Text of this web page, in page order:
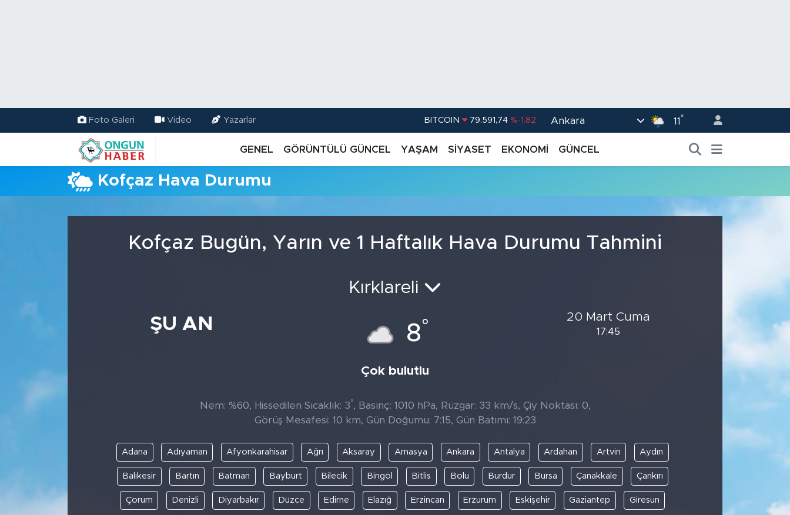
Foto Galeri Video Yazarlar BITCOIN 79.591,74 %-1.82 Ankara 11 °
GENEL GÖRÜNTÜLÜ GÜNCEL YAŞAM SİYASET EKONOMİ GÜNCEL
Kofçaz Hava Durumu
Kofçaz Bugün, Yarın ve 1 Haftalık Hava Durumu Tahmini
ŞU AN
Kırklareli
8°
Çok bulutlu
20 Mart Cuma
17:45
Nem: %60, Hissedilen Sıcaklık: 3°, Basınç: 1010 hPa, Rüzgar: 33 km/s, Çiy Noktası: 0,
Görüş Mesafesi: 10 km, Gün Doğumu: 7:15, Gün Batımı: 19:23
Adana Adıyaman Afyonkarahisar Ağrı Aksaray Amasya Ankara Antalya Ardahan Artvin Aydın
Balıkesir Bartın Batman Bayburt Bilecik Bingöl Bitlis Bolu Burdur Bursa Çanakkale Çankırı
Çorum Denizli Diyarbakır Düzce Edirne Elazığ Erzincan Erzurum Eskişehir Gaziantep Giresun
Trafik Durumu
TFF 2.Lig Kırmızı Grup Puan Durumu ve Fikstür
Tüm Manşetler